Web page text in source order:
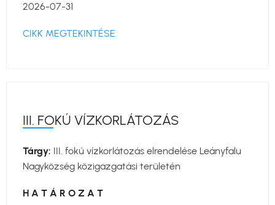
2026-07-31
CIKK MEGTEKINTÉSE
III. FOKÚ VÍZKORLÁTOZÁS
Tárgy: III. fokú vízkorlátozás elrendelése Leányfalu
Nagyközség közigazgatási területén
H A T Á R O Z A T